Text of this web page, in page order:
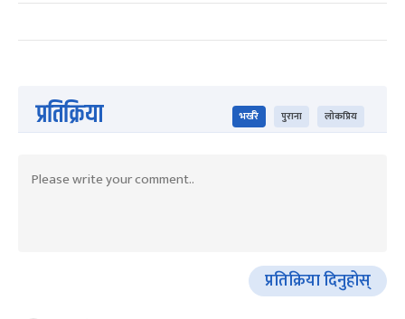
प्रतिक्रिया भर्खरै पुराना लोकप्रिय
प्रतिक्रिया दिनुहोस्